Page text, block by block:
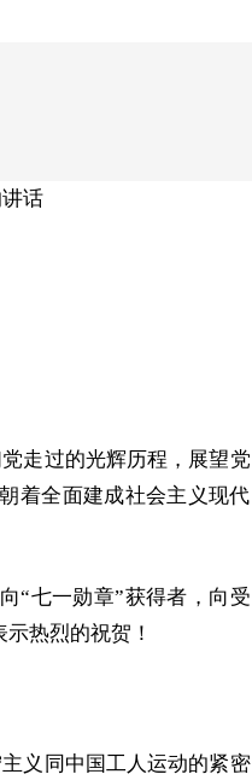
话
走过的光辉历程，展望党
着全面建成社会主义现代
“七一勋章”获得者，向受
热烈的祝贺！
义同中国工人运动的紧密